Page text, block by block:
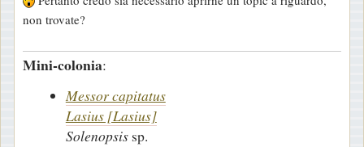
s
s
g
non trovate?
Mini-colonia:
Messor capitatus
Lasius [Lasius]
Solenopsissp.